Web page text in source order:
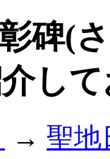
碑(
し
→ 聖地